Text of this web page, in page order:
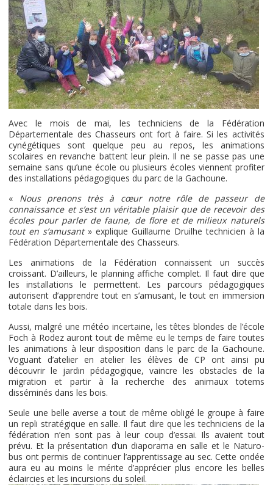
Avec le mois de mai, les techniciens de la Fédération
Départementale des Chasseurs ont fort à faire. Si les activités
cynégétiques sont quelque peu au repos, les animations
scolaires en revanche battent leur plein. Il ne se passe pas une
semaine sans qu’une école ou plusieurs écoles viennent profiter
des installations pédagogiques du parc de la Gachoune.
« Nous prenons très à cœur notre rôle de passeur de
connaissance et s’est un véritable plaisir que de recevoir des
écoles pour parler de faune, de flore et de milieux naturels
tout en s’amusant» explique Guillaume Druilhe technicien à la
Fédération Départementale des Chasseurs.
Les animations de la Fédération connaissent un succès
croissant. D’ailleurs, le planning affiche complet. Il faut dire que
les installations le permettent. Les parcours pédagogiques
autorisent d’apprendre tout en s’amusant, le tout en immersion
totale dans les bois.
Aussi, malgré une météo incertaine, les têtes blondes de l’école
Foch à Rodez auront tout de même eu le temps de faire toutes
les animations à leur disposition dans le parc de la Gachoune.
Voguant d’atelier en atelier les élèves de CP ont ainsi pu
découvrir le jardin pédagogique, vaincre les obstacles de la
migration et partir à la recherche des animaux totems
disséminés dans les bois.
Seule une belle averse a tout de même obligé le groupe à faire
un repli stratégique en salle. Il faut dire que les techniciens de la
fédération n’en sont pas à leur coup d’essai. Ils avaient tout
prévu. Et la présentation d’un diaporama en salle et le Naturo-
bus ont permis de continuer l’apprentissage au sec. Cette ondée
aura eu au moins le mérite d’apprécier plus encore les belles
éclaircies et les incursions du soleil.